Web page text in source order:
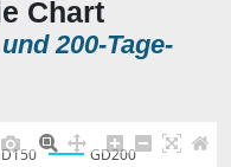
Chart
200-Tage-
GD200